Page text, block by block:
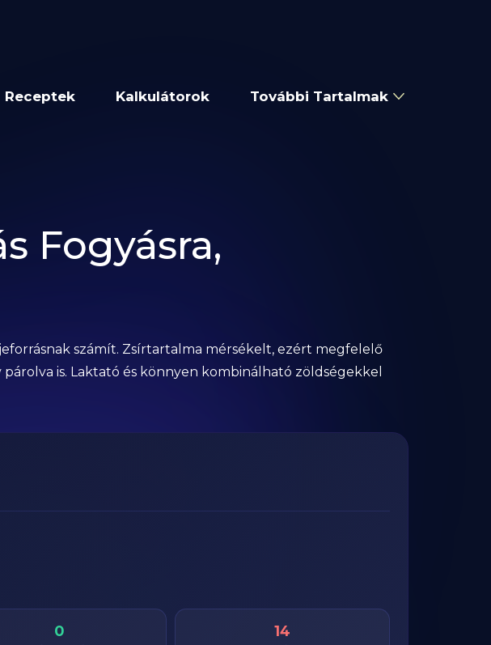
Receptek Kalkulátorok További Tartalmak
Fogyásra,
számít. Zsírtartalma mérsékelt, ezért megfelelő
is. Laktató és könnyen kombinálható zöldségekkel
0 14